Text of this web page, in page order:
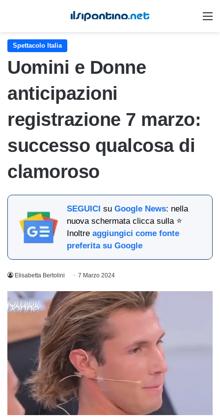
Spettacolo Italia
Uomini e Donne
anticipazioni
registrazione 7 marzo:
successo qualcosa di
clamoroso
SEGUICI suGoogle News: nella
nuova schermata clicca sulla ⭐
Inoltreaggiungici come fonte
preferita su Google
Elisabetta Bertolini 7 Marzo 2024